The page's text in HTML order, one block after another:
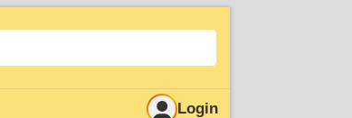
Login